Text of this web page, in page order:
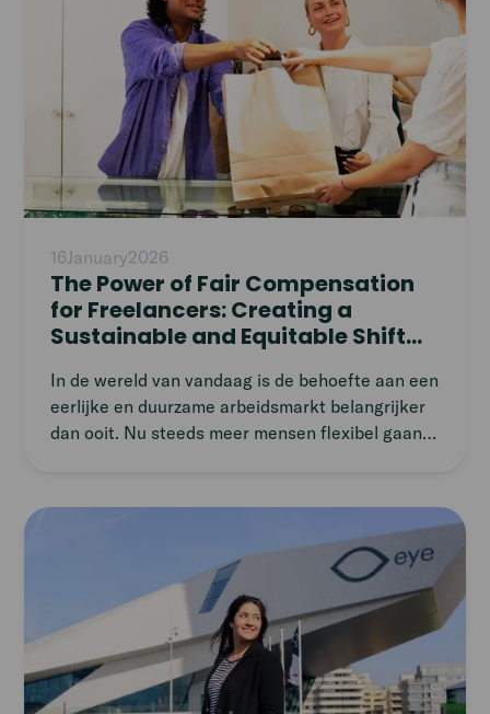
16January2026
The Power of Fair Compensation
for Freelancers: Creating a
Sustainable and Equitable Shift
In de wereld van vandaag is de behoefte aan een
eerlijke en duurzame arbeidsmarkt belangrijker
dan ooit. Nu steeds meer mensen flexibel gaan
precies?
Read